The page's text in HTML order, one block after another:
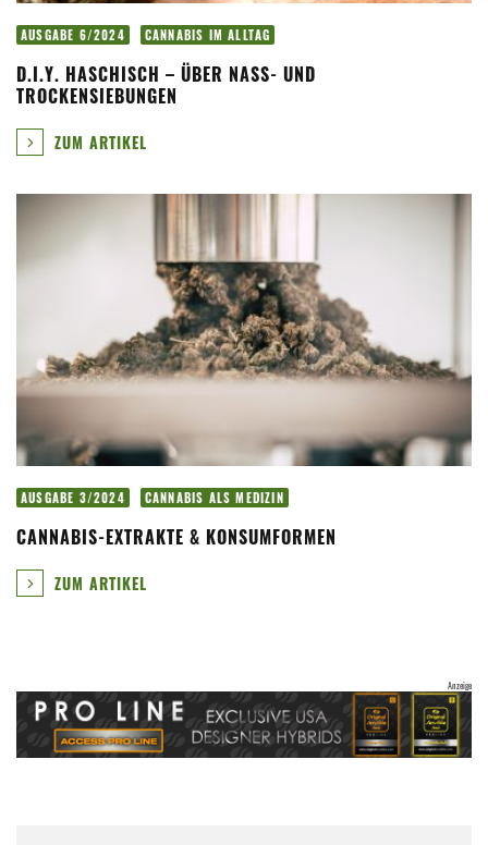
AUSGABE 6/2024 CANNABIS IM ALLTAG
D.I.Y. HASCHISCH – ÜBER NASS- UND
TROCKENSIEBUNGEN
ZUM ARTIKEL
AUSGABE 3/2024 CANNABIS ALS MEDIZIN
CANNABIS-EXTRAKTE & KONSUMFORMEN
ZUM ARTIKEL